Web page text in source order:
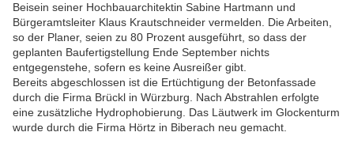
Beisein seiner Hochbauarchitektin Sabine Hartmann und
Bürgeramtsleiter Klaus Krautschneider vermelden. Die Arbeiten,
so der Planer, seien zu 80 Prozent ausgeführt, so dass der
geplanten Baufertigstellung Ende September nichts
entgegenstehe, sofern es keine Ausreißer gibt.
Bereits abgeschlossen ist die Ertüchtigung der Betonfassade
durch die Firma Brückl in Würzburg. Nach Abstrahlen erfolgte
eine zusätzliche Hydrophobierung. Das Läutwerk im Glockenturm
wurde durch die Firma Hörtz in Biberach neu gemacht.